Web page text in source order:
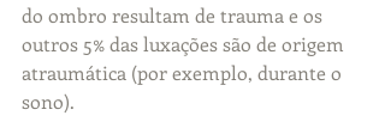
do ombro resultam de trauma e os
outros 5% das luxações são de origem
atraumática (por exemplo, durante o
sono).